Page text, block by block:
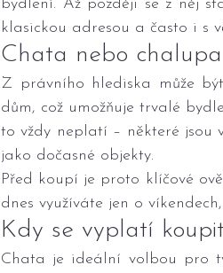
bydlení. Až později se z něj
klasickou adresou a často i s
Chata nebo
Z právního hlediska může
dům, což umožňuje trvalé
to vždy neplatí – některé jsou
jako dočasné objekty.
Před koupí je proto klíčové
dnes využíváte jen o
Kdy se vyplatí
Chata je ideální volbou pro